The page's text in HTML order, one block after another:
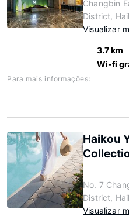
Changbin
District,
Visualizar
3.7 km
Wi-fi
Para mais informações:
Haikou
No. 7
District,
Visualizar